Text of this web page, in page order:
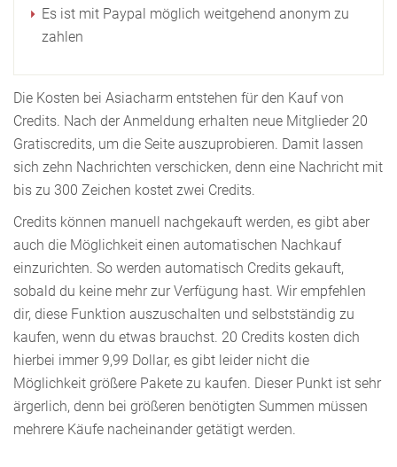
Es ist mit Paypal möglich weitgehend anonym zu
zahlen
Die Kosten bei Asiacharm entstehen für den Kauf von
Credits. Nach der Anmeldung erhalten neue Mitglieder 20
Gratiscredits, um die Seite auszuprobieren. Damit lassen
sich zehn Nachrichten verschicken, denn eine Nachricht mit
bis zu 300 Zeichen kostet zwei Credits.
Credits können manuell nachgekauft werden, es gibt aber
auch die Möglichkeit einen automatischen Nachkauf
einzurichten. So werden automatisch Credits gekauft,
sobald du keine mehr zur Verfügung hast. Wir empfehlen
dir, diese Funktion auszuschalten und selbstständig zu
kaufen, wenn du etwas brauchst. 20 Credits kosten dich
hierbei immer 9,99 Dollar, es gibt leider nicht die
Möglichkeit größere Pakete zu kaufen. Dieser Punkt ist sehr
ärgerlich, denn bei größeren benötigten Summen müssen
mehrere Käufe nacheinander getätigt werden.